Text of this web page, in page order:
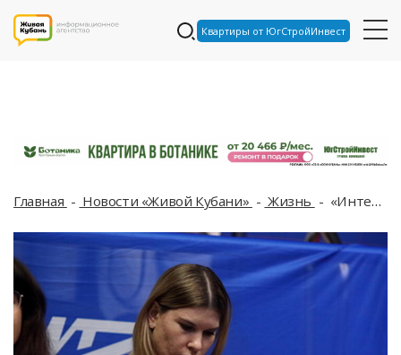
Квартиры от ЮгСтройИнвест
Главная Новости «Живой Кубани» Жизнь «Интернет пропал» : жители Краснодара жалуются на плохое качество связи с утра 12 июня